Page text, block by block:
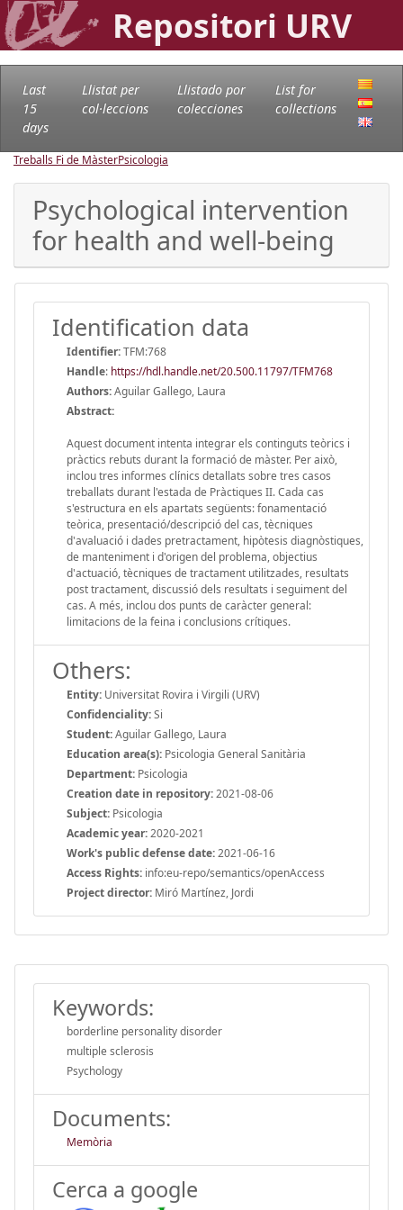
Repositori URV
Last
15
days
Llistat per
col·leccions
Llistado por
colecciones
List for
collections
Treballs Fi de MàsterPsicologia
Psychological intervention
for health and well-being
Identification data
Identifier:TFM:768
Handle: https://hdl.handle.net/20.500.11797/TFM768
Authors:Aguilar Gallego, Laura
Abstract:
Aquest document intenta integrar els continguts teòrics i
pràctics rebuts durant la formació de màster. Per això,
inclou tres informes clínics detallats sobre tres casos
treballats durant l'estada de Pràctiques II. Cada cas
s'estructura en els apartats següents: fonamentació
teòrica, presentació/descripció del cas, tècniques
d'avaluació i dades pretractament, hipòtesis diagnòstiques,
de manteniment i d'origen del problema, objectius
d'actuació, tècniques de tractament utilitzades, resultats
post tractament, discussió dels resultats i seguiment del
cas. A més, inclou dos punts de caràcter general:
limitacions de la feina i conclusions crítiques.
Others:
Entity: Universitat Rovira i Virgili (URV)
Confidenciality:Si
Student:Aguilar Gallego, Laura
Education area(s): Psicologia General Sanitària
Department: Psicologia
Creation date in repository:2021-08-06
Subject: Psicologia
Academic year:2020-2021
Work's public defense date:2021-06-16
Access Rights: info:eu-repo/semantics/openAccess
Project director: Miró Martínez, Jordi
Keywords:
borderline personality disorder
multiple sclerosis
Psychology
Documents:
Memòria
Cerca a google